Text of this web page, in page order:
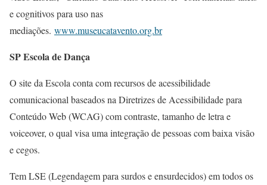
e cognitivos para uso nas
mediações. www.museucatavento.org.br
SP Escola de Dança
O site da Escola conta com recursos de acessibilidade
comunicacional baseados na Diretrizes de Acessibilidade para
Conteúdo Web (WCAG) com contraste, tamanho de letra e
voiceover, o qual visa uma integração de pessoas com baixa visão
e cegos.
Tem LSE (Legendagem para surdos e ensurdecidos) em todos os